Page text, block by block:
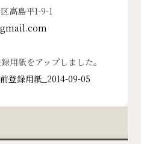
高島平1-9-1
用紙をアップしました。
登録用紙_2014-09-05